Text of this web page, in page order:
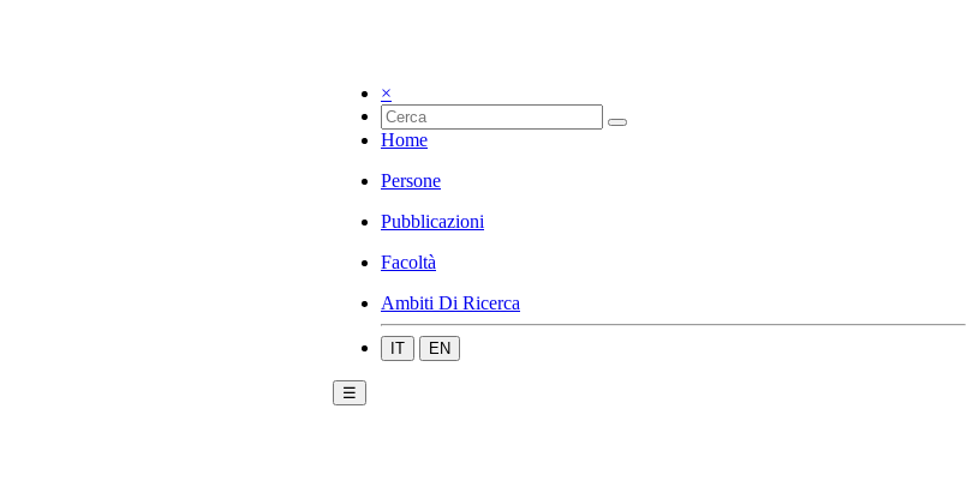
×
Home
Persone
Pubblicazioni
Facoltà
Ambiti Di Ricerca
IT EN
☰